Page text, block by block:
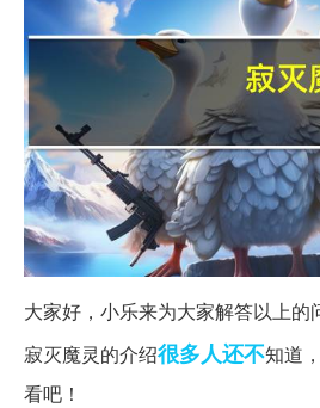
大家好，小乐来为大家解答以上的
寂灭魔灵的介绍很多人还不知道
看吧！